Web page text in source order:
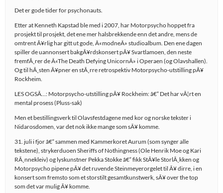
Det er gode tider for psychonauts.
Etter at Kenneth Kapstad ble med i 2007, har Motorpsycho hoppet fra
prosjekt til prosjekt, det ene mer halsbrekkende enn det andre, mens de
omtrent Ã¥rlig har gitt ut gode, Â«modneÂ» studioalbum. Den ene dagen
spiller de uannonsert bakgÃ¥rdskonsert pÃ¥ Svartlamoen, den neste
fremfÃ¸rer de Â«The Death Defying UnicornÂ» i Operaen (og Olavshallen).
Og til hÃ¸sten Ã¥pner en stÃ¸rre retrospektiv Motorpsycho-utstilling pÃ¥
Rockheim.
LES OGSÃ…: Motorpsycho-utstilling pÃ¥ Rockheim: â€“ Det har vÃ¦rt en
mental prosess (Pluss-sak)
Men et bestillingsverk til Olavsfestdagene med kor og norske tekster i
Nidarosdomen, var det nok ikke mange som sÃ¥ komme.
31. juli i fjor â€“ sammen med Kammerkoret Aurum (som synger alle
tekstene), strykerduoen Sheriffs of Nothingness (Ole Henrik Moe og Kari
RÃ¸nnekleiv) og lyskunstner Pekka Stokke â€“ fikk StÃ¥le StorlÃ¸kken og
Motorpsycho pipene pÃ¥ det ruvende Steinmeyerorgelet til Ã¥ dirre, i en
konsert som fremsto som et storstilt gesamtkunstwerk, sÃ¥ over the top
som det var mulig Ã¥ komme.